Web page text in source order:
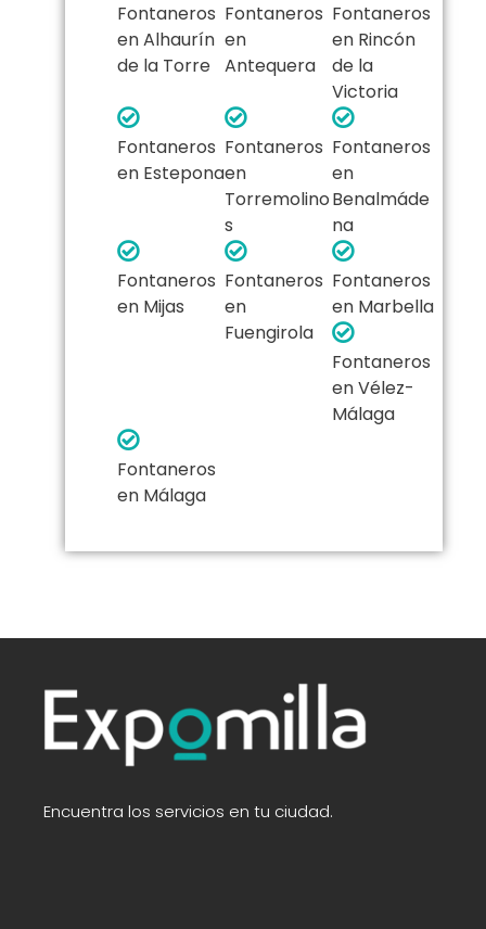
Fontaneros
en Alhaurín
de la Torre
Fontaneros
en
Antequera
Fontaneros
en Rincón
de la
Victoria
Fontaneros
en Estepona
Fontaneros
en
Torremolino
s
Fontaneros
en
Benalmáde
na
Fontaneros
en Mijas
Fontaneros
en
Fuengirola
Fontaneros
en Marbella
Fontaneros
en Vélez-
Málaga
Fontaneros
en Málaga
Encuentra los servicios en tu ciudad.